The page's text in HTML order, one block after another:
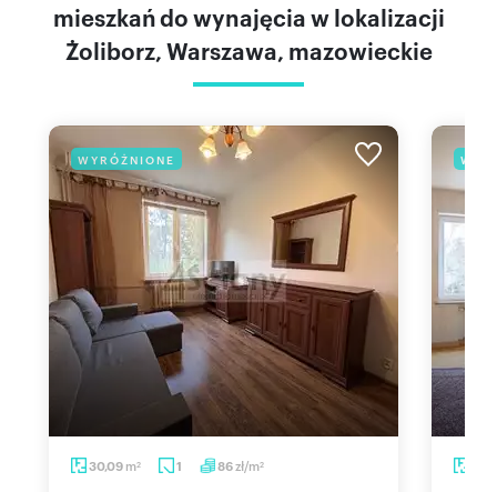
mieszkań do wynajęcia w lokalizacji
Żoliborz, Warszawa, mazowieckie
WYRÓŻNIONE
30,09 m2 1 86zł/m2